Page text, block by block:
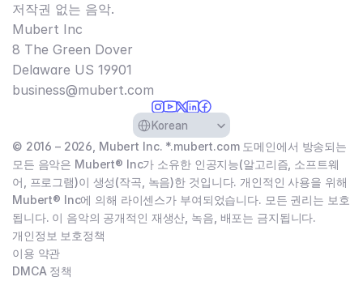
저작권 없는 음악.
Mubert Inc
8 The Green Dover
Delaware US 19901​
business@mubert.com
Select Language
Korean
© 2016 – 2026, Mubert Inc. *.mubert.com 도메인에서 방송되는
모든 음악은 Mubert® Inc가 소유한 인공지능(알고리즘, 소프트웨
어, 프로그램)이 생성(작곡, 녹음)한 것입니다. 개인적인 사용을 위해
Mubert® Inc에 의해 라이센스가 부여되었습니다. 모든 권리는 보호
됩니다. 이 음악의 공개적인 재생산, 녹음, 배포는 금지됩니다.
개인정보 보호정책
이용 약관
DMCA 정책